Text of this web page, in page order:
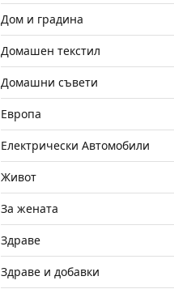
Дом и градина
Домашен текстил
Домашни съвети
Европа
Електрически Автомобили
Живот
За жената
Здраве
Здраве и добавки